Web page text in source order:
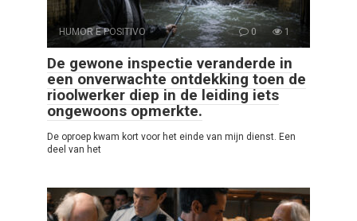
HUMOR E POSITIVO 0 1
De gewone inspectie veranderde in
een onverwachte ontdekking toen de
rioolwerker diep in de leiding iets
ongewoons opmerkte.
De oproep kwam kort voor het einde van mijn dienst. Een
deel van het